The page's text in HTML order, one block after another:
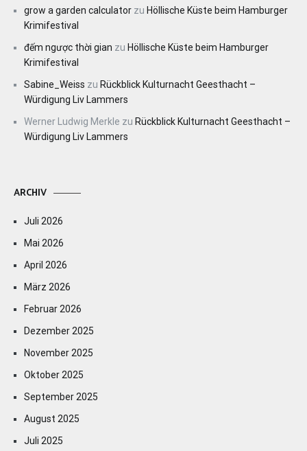
grow a garden calculator zu Höllische Küste beim Hamburger
Krimifestival
đếm ngược thời gian zu Höllische Küste beim Hamburger
Krimifestival
Sabine_Weiss zu Rückblick Kulturnacht Geesthacht –
Würdigung Liv Lammers
Werner Ludwig Merkle zu Rückblick Kulturnacht Geesthacht –
Würdigung Liv Lammers
ARCHIV
Juli 2026
Mai 2026
April 2026
März 2026
Februar 2026
Dezember 2025
November 2025
Oktober 2025
September 2025
August 2025
Juli 2025